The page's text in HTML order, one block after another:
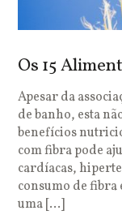
Os 15
Apesar da
de banho, esta
benefícios
com fibra pode
cardíacas,
consumo de fibra
uma […]